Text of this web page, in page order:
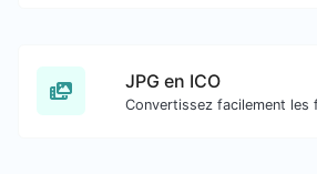
JPG en ICO